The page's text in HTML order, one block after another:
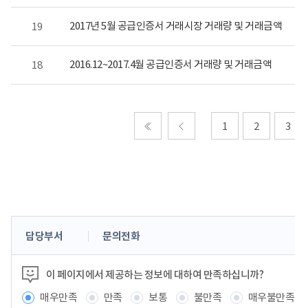
19 2017년 5월 공급인증서 거래시장 거래량 및 거래금액
18 2016.12~2017.4월 공급인증서 거래량 및 거래금액
1 2 3
콘
츠
정
보
담당부서 문의전화
이 페이지에서 제공하는 정보에 대하여 만족하십니까?
매우만족
만족 보통 불만족 매우불만족